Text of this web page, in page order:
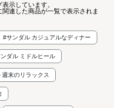
示しています。
連した商品が一覧で表示されま
#サンダル カジュアルなディナー
ダル ミドルヒール
週末のリラックス